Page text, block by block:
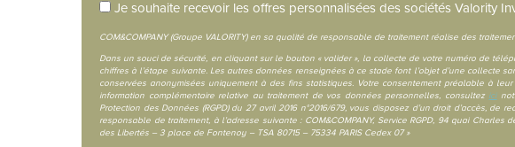
Je souhaite recevoir les offres personnalisées des sociétés Valority
COM&COMPANY (Groupe VALORITY) en sa qualité de responsable de traitement réalise des
Dans un souci de sécurité, en cliquant sur le bouton « valider », la collecte de votre numéro de
chiffres à l’étape suivante. Les autres données renseignées à ce stade font l’objet d’une collecte
conservées anonymisées uniquement à des fins statistiques. Votre consentement préalable à
information complémentaire relative au traitement de vos données personnelles, consultez ici
Protection des Données (RGPD) du 27 avril 2016 n°2016/679, vous disposez d’un droit d’accès,
responsable de traitement, à l’adresse suivante : COM&COMPANY, Service RGPD, 94 quai
des Libertés – 3 place de Fontenoy – TSA 80715 – 75334 PARIS Cedex 07 »